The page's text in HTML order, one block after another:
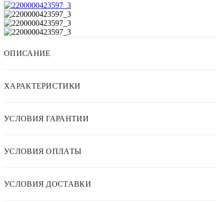
ОПИСАНИЕ
ХАРАКТЕРИСТИКИ
УСЛОВИЯ ГАРАНТИИ
УСЛОВИЯ ОПЛАТЫ
УСЛОВИЯ ДОСТАВКИ